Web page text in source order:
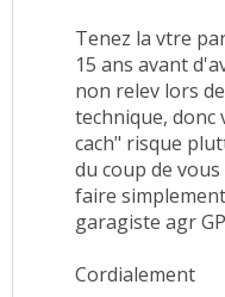
Tenez la vtre
15 ans avant
non relev lors
technique, donc
cach" risque
du coup de
faire
garagiste agr
Cordialement